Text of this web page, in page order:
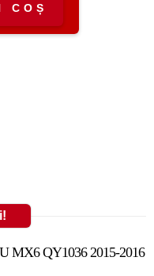
COȘ
MX6 QY1036 2015-2016